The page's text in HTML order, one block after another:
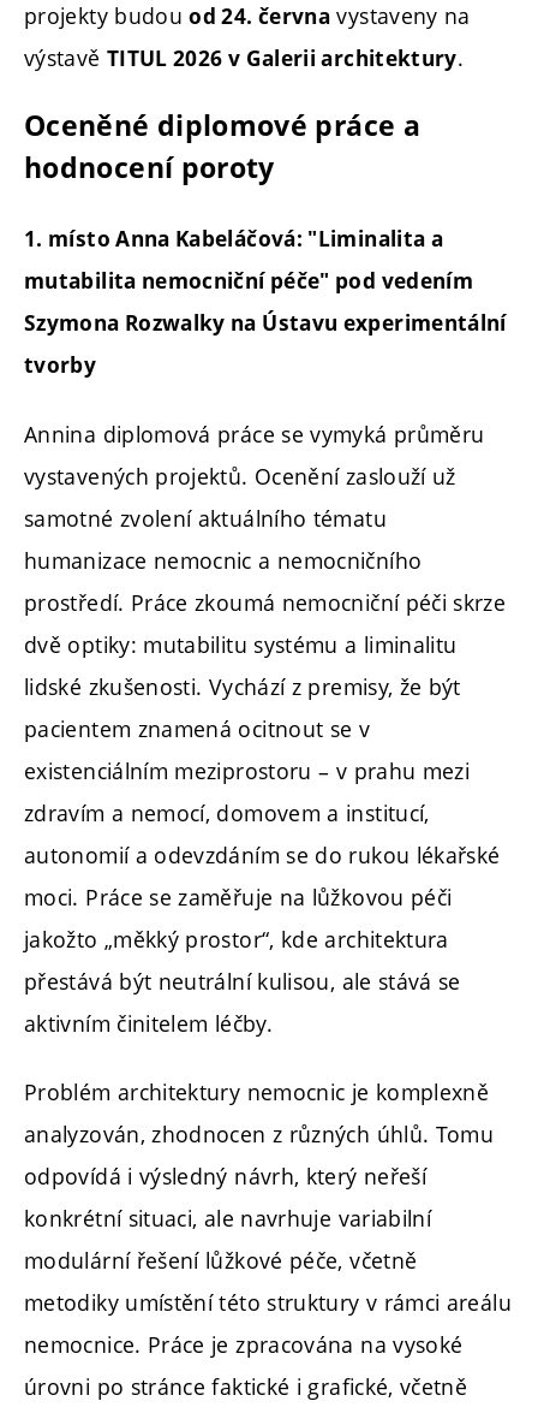
projekty budouod 24. června vystaveny na
výstavě TITUL 2026 v Galerii architektury.
Oceněné diplomové práce a
hodnocení poroty
1. místo Anna Kabeláčová: "Liminalita a
mutabilita nemocniční péče" pod vedením
Szymona Rozwalky na Ústavu experimentální
tvorby
Annina diplomová práce se vymyká průměru
vystavených projektů. Ocenění zaslouží už
samotné zvolení aktuálního tématu
humanizace nemocnic a nemocničního
prostředí. Práce zkoumá nemocniční péči skrze
dvě optiky: mutabilitu systému a liminalitu
lidské zkušenosti. Vychází z premisy, že být
pacientem znamená ocitnout se v
existenciálním meziprostoru – v prahu mezi
zdravím a nemocí, domovem a institucí,
autonomií a odevzdáním se do rukou lékařské
moci. Práce se zaměřuje na lůžkovou péči
jakožto „měkký prostor“, kde architektura
přestává být neutrální kulisou, ale stává se
aktivním činitelem léčby.
Problém architektury nemocnic je komplexně
analyzován, zhodnocen z různých úhlů. Tomu
odpovídá i výsledný návrh, který neřeší
konkrétní situaci, ale navrhuje variabilní
modulární řešení lůžkové péče, včetně
metodiky umístění této struktury v rámci areálu
nemocnice. Práce je zpracována na vysoké
úrovni po stránce faktické i grafické, včetně